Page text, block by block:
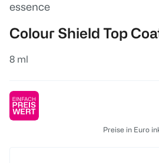
essence
Colour Shield Top
8 ml
Preise in Euro